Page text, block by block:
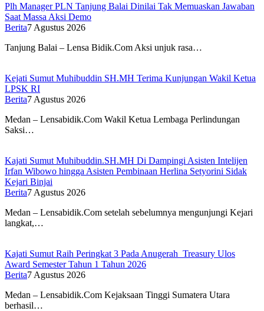
Plh Manager PLN Tanjung Balai Dinilai Tak Memuaskan Jawaban
Saat Massa Aksi Demo
Berita7 Agustus 2026
Tanjung Balai – Lensa Bidik.Com Aksi unjuk rasa…
Kejati Sumut Muhibuddin SH.MH Terima Kunjungan Wakil Ketua
LPSK RI
Berita7 Agustus 2026
Medan – Lensabidik.Com Wakil Ketua Lembaga Perlindungan
Saksi…
Kajati Sumut Muhibuddin.SH.MH Di Dampingi Asisten Intelijen
Irfan Wibowo hingga Asisten Pembinaan Herlina Setyorini Sidak
Kejari Binjai
Berita7 Agustus 2026
Medan – Lensabidik.Com setelah sebelumnya mengunjungi Kejari
langkat,…
Kajati Sumut Raih Peringkat 3 Pada Anugerah Treasury Ulos
Award Semester Tahun 1 Tahun 2026
Berita7 Agustus 2026
Medan – Lensabidik.Com Kejaksaan Tinggi Sumatera Utara
berhasil…